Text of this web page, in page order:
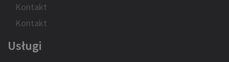
Kontakt
Kontakt
Usługi